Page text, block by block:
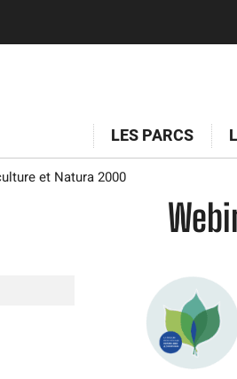
LES PARCS
et Natura 2000